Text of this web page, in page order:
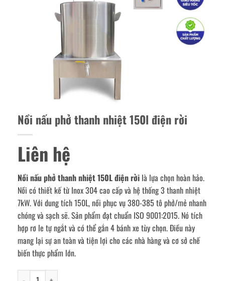
Nồi nấu phở thanh nhiệt 150l điện rời
Liên hệ
Nồi nấu phở thanh nhiệt 150L điện rời là lựa chọn hoàn hảo.
Nồi có thiết kế từ Inox 304 cao cấp và hệ thống 3 thanh nhiệt
7kW. Với dung tích 150L, nồi phục vụ 380-385 tô phở/mẻ nhanh
chóng và sạch sẽ. Sản phẩm đạt chuẩn ISO 9001:2015. Nó tích
hợp rơ le tự ngắt và có thể gắn 4 bánh xe tùy chọn. Điều này
mang lại sự an toàn và tiện lợi cho các nhà hàng và cơ sở chế
biến thực phẩm lớn.
Nồi nấu phở thanh nhiệt 150l điện rời số lượng